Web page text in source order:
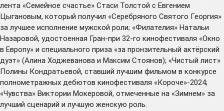
лента «Семейное счастье» Стаси Толстой с Евгением
Цыгановым, который получил «Серебряного Святого Георгия»
за лучшее исполнение мужской роли; «Филателия» Натальи
Назаровой, удостоенная Гран-при 32-го кинофестиваля «Окно
в Европу» и специального приза «за пронзительный актёрский
дуэт» (Алина Ходжеванова и Максим Стоянов); «Чистый лист»
Полины Кондратьевой, ставший лучшим фильмом в конкурсе
полнометражных дебютов кинофестиваля «Короче»-2024;
«Чувства» Виктории Мокеровой, отмеченные на «Зимнем» за
лучший сценарий и лучшую женскую роль.